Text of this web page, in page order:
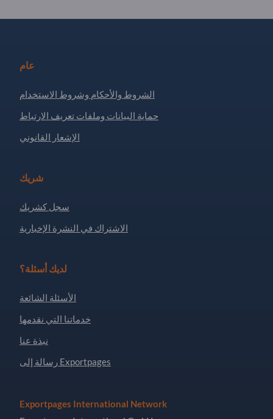
عام
الشروط والأحكام وشروط الاستخدام
حماية البيانات وملفات تعريف الارتباط
الإشعار القانوني
شريك
سجل كشريك
الاشتراك في النشرة الإخبارية
لديك أسئلة؟
الأسئلة الشائعة
خدماتنا التي نقدمها
نبذة عنا
رسالة إلى Exportpages
Exportpages International Network